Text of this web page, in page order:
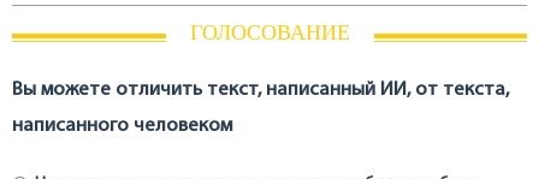
ГОЛОСОВАНИЕ
Вы можете отличить текст, написанный ИИ, от текста,
написанного человеком